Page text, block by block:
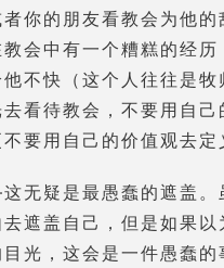
你的朋友看教会为他的
会中有一个糟糕的经历
不快（这个人往往是牧
看待教会，不要用自己
要用自己的价值观去定
无疑是最愚蠢的遮盖。
遮盖自己，但是如果以
光，这会是一件愚蠢的